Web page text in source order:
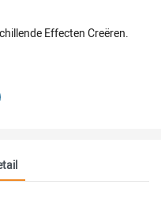
Effecten Creëren.